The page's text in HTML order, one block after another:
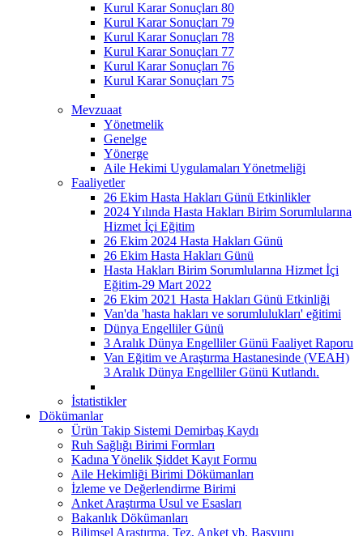
Kurul Karar Sonuçları 80
Kurul Karar Sonuçları 79
Kurul Karar Sonuçları 78
Kurul Karar Sonuçları 77
Kurul Karar Sonuçları 76
Kurul Karar Sonuçları 75
Mevzuaat
Yönetmelik
Genelge
Yönerge
Aile Hekimi Uygulamaları Yönetmeliği
Faaliyetler
26 Ekim Hasta Hakları Günü Etkinlikler
2024 Yılında Hasta Hakları Birim Sorumlularına
Hizmet İçi Eğitim
26 Ekim 2024 Hasta Hakları Günü
26 Ekim Hasta Hakları Günü
Hasta Hakları Birim Sorumlularına Hizmet İçi
Eğitim-29 Mart 2022
26 Ekim 2021 Hasta Hakları Günü Etkinliği
Van'da 'hasta hakları ve sorumlulukları' eğitimi
Dünya Engelliler Günü
3 Aralık Dünya Engelliler Günü Faaliyet Raporu
Van Eğitim ve Araştırma Hastanesinde (VEAH)
3 Aralık Dünya Engelliler Günü Kutlandı.
İstatistikler
Dökümanlar
Ürün Takip Sistemi Demirbaş Kaydı
Ruh Sağlığı Birimi Formları
Kadına Yönelik Şiddet Kayıt Formu
Aile Hekimliği Birimi Dökümanları
İzleme ve Değerlendirme Birimi
Anket Araştırma Usul ve Esasları
Bakanlık Dökümanları
Bilimsel Araştırma, Tez, Anket vb. Başvuru